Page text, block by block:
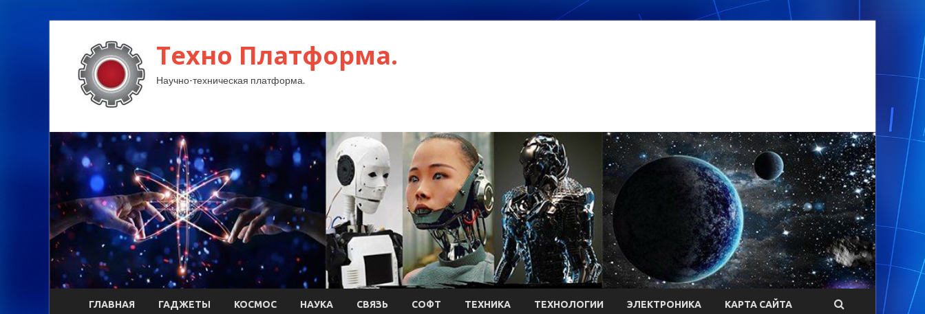
Техно Платформа.
Научно-техническая платформа.
ГЛАВНАЯ ГАДЖЕТЫ КОСМОС НАУКА СВЯЗЬ СОФТ ТЕХНИКА ТЕХНОЛОГИИ ЭЛЕКТРОНИКА КАРТА САЙТА